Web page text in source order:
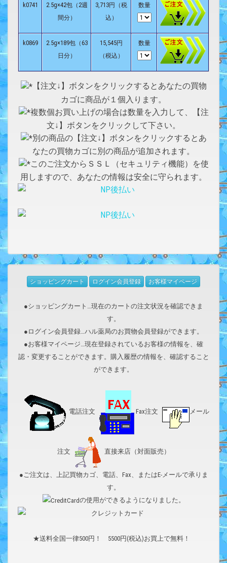
k0741
2.5g×42包（2週
間分）
3,713円（税
込）
数量
k0869
2.5g×189包（63
日分）
15,545円
（税込）
数量
【注文↓】ボタンをクリックするとあなたの買物
カゴに商品が１個入ります。
複数個お買い上げの場合は数量を入力して、【注
文↓】ボタンをクリックして下さい。
別の商品の【注文↓】ボタンをクリックするとあ
なたの買物カゴに別の商品が追加されます。
このご注文からＳＳＬ（セキュリティ機能）を使
用しますので、あなたの情報は安全に守られます。
ショッピングカート ログイン会員登録 お客様マイページ
●ショッピングカート…現在のカートの注文状況を確認できま
す。
●ログイン会員登録…ハル薬局のお買物会員登録ができます。
●お客様マイページ…現在登録されているお客様の情報を、確
認・変更することができます。購入履歴の情報を、確認すること
ができます。
電話注文 Fax注文 メール
注文 直接来店（対面販売）
●ご注文は、上記買物カゴ、電話、Fax、またはE-メールで承りま
す。
の使用ができるようになりました。
★送料全国一律500円！ 5500円(税込)お買上で無料！